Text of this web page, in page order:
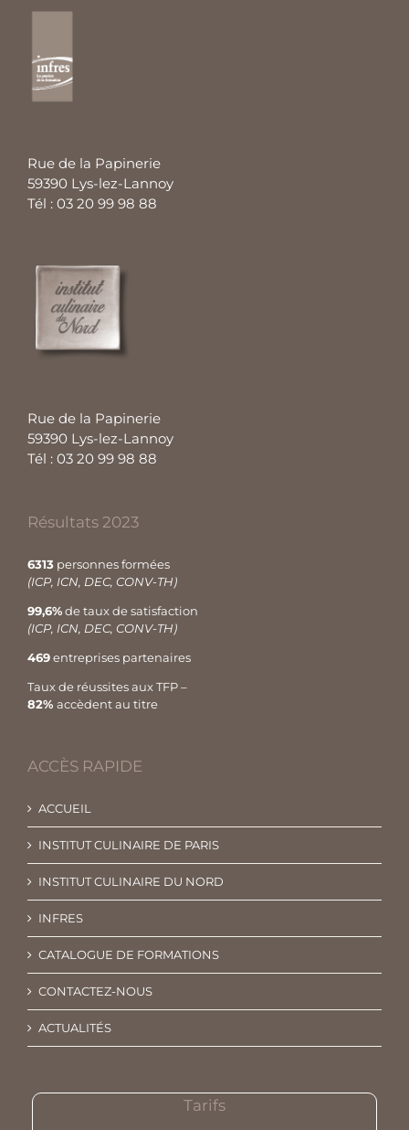
Rue de la Papinerie
59390 Lys-lez-Lannoy
Tél : 03 20 99 98 88
Rue de la Papinerie
59390 Lys-lez-Lannoy
Tél : 03 20 99 98 88
Résultats 2023
6313 personnes formées
(ICP, ICN, DEC, CONV-TH)
99,6%de taux de satisfaction
(ICP, ICN, DEC, CONV-TH)
469entreprises partenaires
Taux de réussites aux TFP –
82% accèdent au titre
ACCÈS RAPIDE
ACCUEIL
INSTITUT CULINAIRE DE PARIS
INSTITUT CULINAIRE DU NORD
INFRES
CATALOGUE DE FORMATIONS
CONTACTEZ-NOUS
ACTUALITÉS
Tarifs